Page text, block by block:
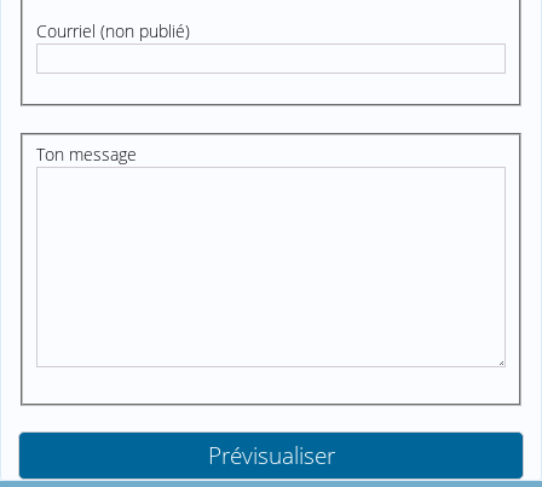
Courriel (non publié)
Ton message